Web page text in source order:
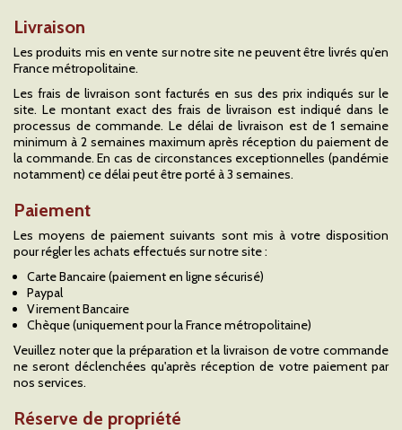
Livraison
Les produits mis en vente sur notre site ne peuvent être livrés qu’en
France métropolitaine.
Les frais de livraison sont facturés en sus des prix indiqués sur le
site. Le montant exact des frais de livraison est indiqué dans le
processus de commande. Le délai de livraison est de 1 semaine
minimum à 2 semaines maximum après réception du paiement de
la commande. En cas de circonstances exceptionnelles (pandémie
notamment) ce délai peut être porté à 3 semaines.
Paiement
Les moyens de paiement suivants sont mis à votre disposition
pour régler les achats effectués sur notre site :
Carte Bancaire (paiement en ligne sécurisé)
Paypal
Virement Bancaire
Chèque (uniquement pour la France métropolitaine)
Veuillez noter que la préparation et la livraison de votre commande
ne seront déclenchées qu'après réception de votre paiement par
nos services.
Réserve de propriété